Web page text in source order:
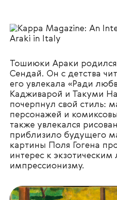
Тошиюки Араки родился
Сендай. Он с детства
его увлекала «Ради
Кадживарой и Такуми
почерпнул свой стиль:
персонажей и
также увлекался
приблизило будущего
картины Поля Гогена
интерес к
импрессионизму.